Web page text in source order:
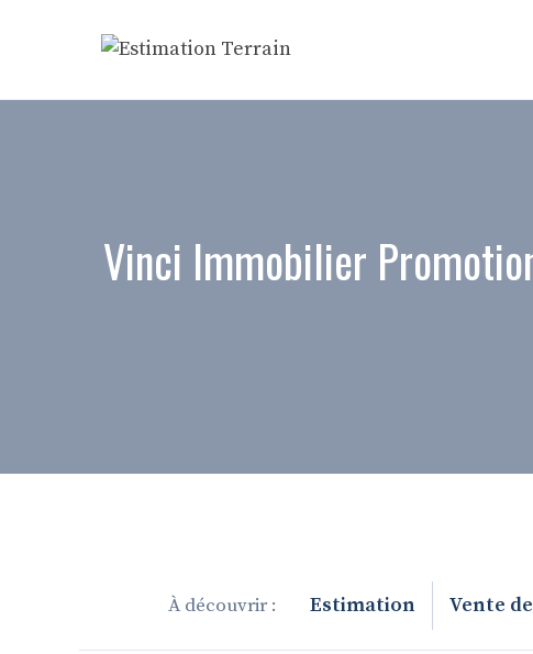
Vinci Immobilier
Estimation Vente